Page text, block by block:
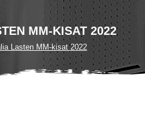
MM-KISAT 2022
Lasten MM-kisat 2022